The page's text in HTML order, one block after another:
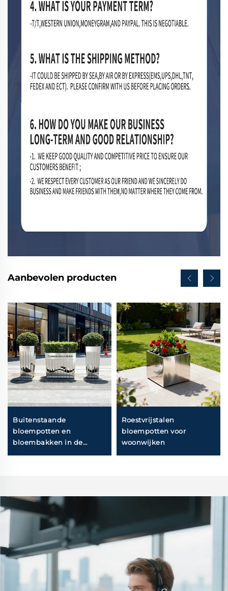
Aanbevolen producten
Buitenstaande
bloempotten en
bloembakken in de
Roestvrijstalen
bloempotten voor
woonwijken